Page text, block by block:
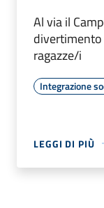
Al via il
ragazze/i
Integrazione
LEGGI DI PIÙ